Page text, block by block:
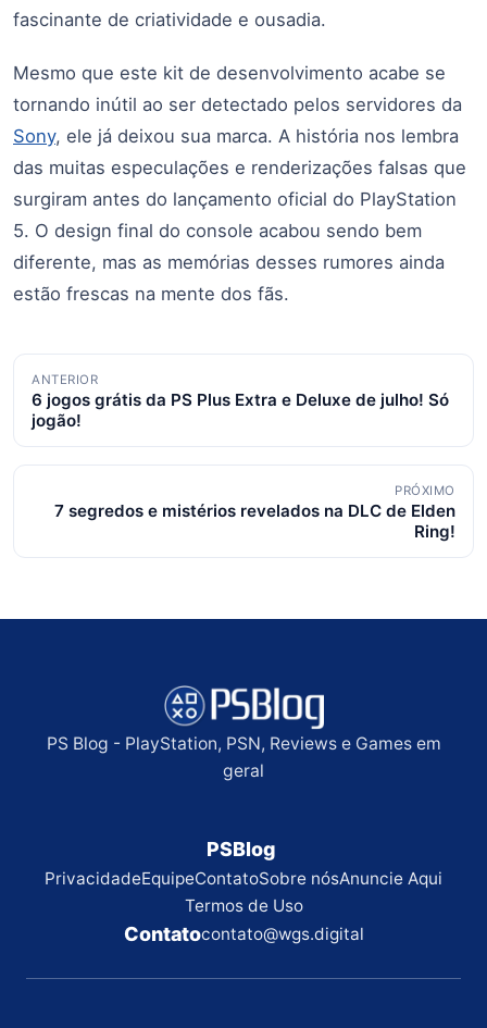
fascinante de criatividade e ousadia.
Mesmo que este kit de desenvolvimento acabe se
tornando inútil ao ser detectado pelos servidores da
Sony, ele já deixou sua marca. A história nos lembra
das muitas especulações e renderizações falsas que
surgiram antes do lançamento oficial do PlayStation
5. O design final do console acabou sendo bem
diferente, mas as memórias desses rumores ainda
estão frescas na mente dos fãs.
Navegação
de
posts
ANTERIOR
6 jogos grátis da PS Plus Extra e Deluxe de julho! Só
jogão!
PRÓXIMO
7 segredos e mistérios revelados na DLC de Elden
Ring!
PS Blog - PlayStation, PSN, Reviews e Games em
geral
PSBlog
PrivacidadeEquipeContatoSobre nósAnuncie Aqui
Termos de Uso
Contatocontato@wgs.digital